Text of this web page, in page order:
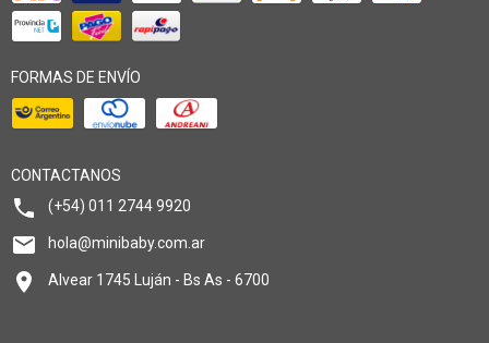
FORMAS DE ENVÍO
CONTACTANOS
(+54) 011 2744 9920
hola@minibaby.com.ar
Alvear 1745 Luján - Bs As - 6700